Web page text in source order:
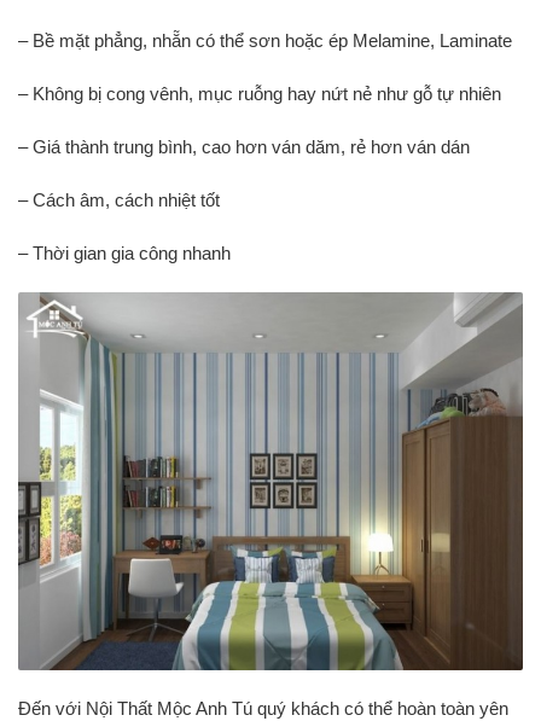
– Bề mặt phẳng, nhẵn có thể sơn hoặc ép Melamine, Laminate
– Không bị cong vênh, mục ruỗng hay nứt nẻ như gỗ tự nhiên
– Giá thành trung bình, cao hơn ván dăm, rẻ hơn ván dán
– Cách âm, cách nhiệt tốt
– Thời gian gia công nhanh
Đến với Nội Thất Mộc Anh Tú quý khách có thể hoàn toàn yên